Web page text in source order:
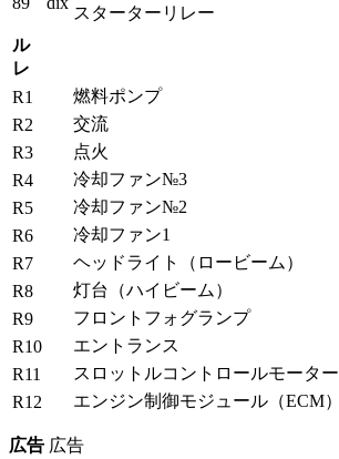
スターターリレー
ル
レ
R1
燃料ポンプ
R2
交流
R3
点火
R4
冷却ファン№3
R5
冷却ファン№2
R6
冷却ファン1
R7
ヘッドライト（ロービーム）
R8
灯台（ハイビーム）
R9
フロントフォグランプ
R10
エントランス
R11
スロットルコントロールモーター
R12
エンジン制御モジュール（ECM）
広告 広告